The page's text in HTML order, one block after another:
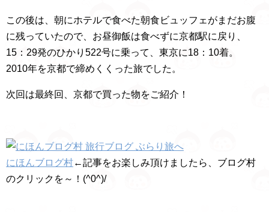
この後は、朝にホテルで食べた朝食ビュッフェがまだお腹
に残っていたので、お昼御飯は食べずに京都駅に戻り、
15：29発のひかり522号に乗って、東京に18：10着。
2010年を京都で締めくくった旅でした。
次回は最終回、京都で買った物をご紹介！
にほんブログ村←記事をお楽しみ頂けましたら、ブログ村
のクリックを～！(^0^)/